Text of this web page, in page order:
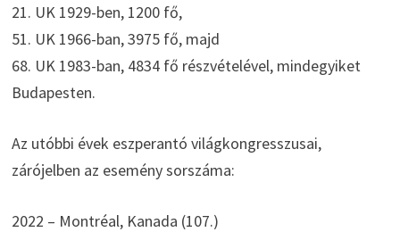
21. UK 1929-ben, 1200 fő,
51. UK 1966-ban, 3975 fő, majd
68. UK 1983-ban, 4834 fő részvételével, mindegyiket
Budapesten.
Az utóbbi évek eszperantó világkongresszusai,
zárójelben az esemény sorszáma:
2022 – Montréal, Kanada (107.)